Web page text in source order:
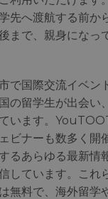
先へ渡航する前か
まで、親身になっ
で国際交流イベン
の留学生が出会い
います。
ビナーも数多く開
るあらゆる最新情
しています。これ
無料で、海外留学